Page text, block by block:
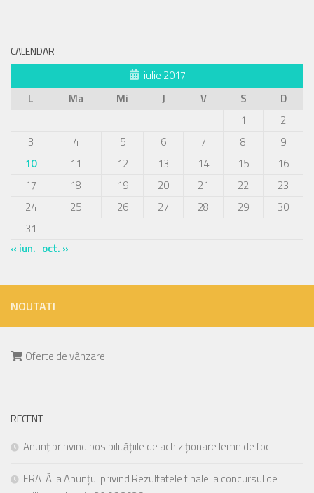
CALENDAR
iulie 2017
L
Ma Mi J V S
D
1
2
3
4 5 6 7 8
9
10
11 12 13 14 15
16
17
18 19 20 21 22
23
24
25 26 27 28 29
30
31
« iun. oct. »
NOUTATI
Oferte de vânzare
RECENT
Anunț prinvind posibilitățiile de achiziționare lemn de foc
ERATĂ la Anunțul privind Rezultatele finale la concursul de